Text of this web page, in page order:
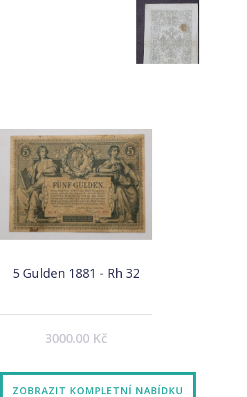
5 Gulden 1881 - Rh 32
3000.00 Kč
ZOBRAZIT KOMPLETNÍ NABÍDKU